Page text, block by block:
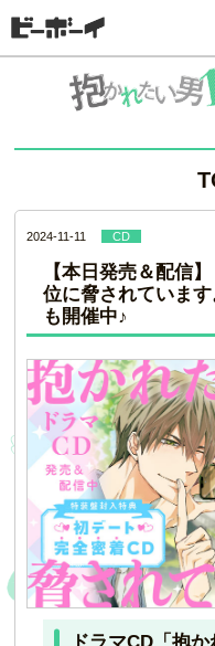
2024-11-11 CD
【本日発売＆配信
位に脅されていま
も開催中♪